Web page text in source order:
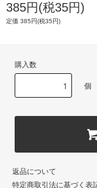
385円(税35円)
定価 385円(税35円)
購入数
個
返品について
特定商取引法に基づく表